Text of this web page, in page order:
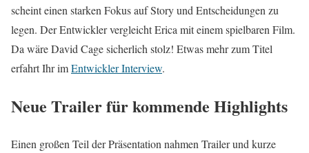
scheint einen starken Fokus auf Story und Entscheidungen zu
legen. Der Entwickler vergleicht Erica mit einem spielbaren Film.
Da wäre David Cage sicherlich stolz! Etwas mehr zum Titel
erfahrt Ihr imEntwickler Interview.
Neue Trailer für kommende Highlights
Einen großen Teil der Präsentation nahmen Trailer und kurze